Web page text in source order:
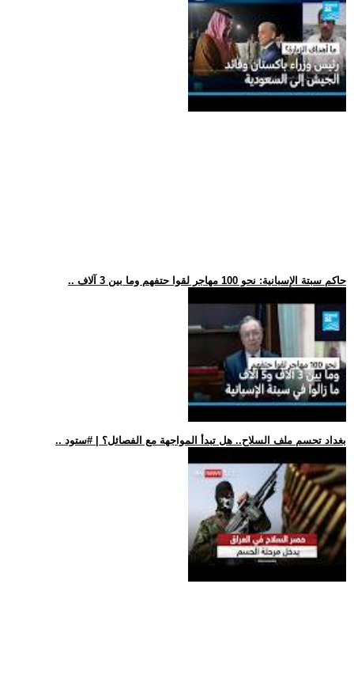
.. حاكم سبتة الإسبانية: نحو 100 مهاجر لقوا حتفهم وما بين 3 آلاف
.. بغداد تحسم ملف السلاح.. هل تبدأ المواجهة مع الفصائل؟ | #ستود